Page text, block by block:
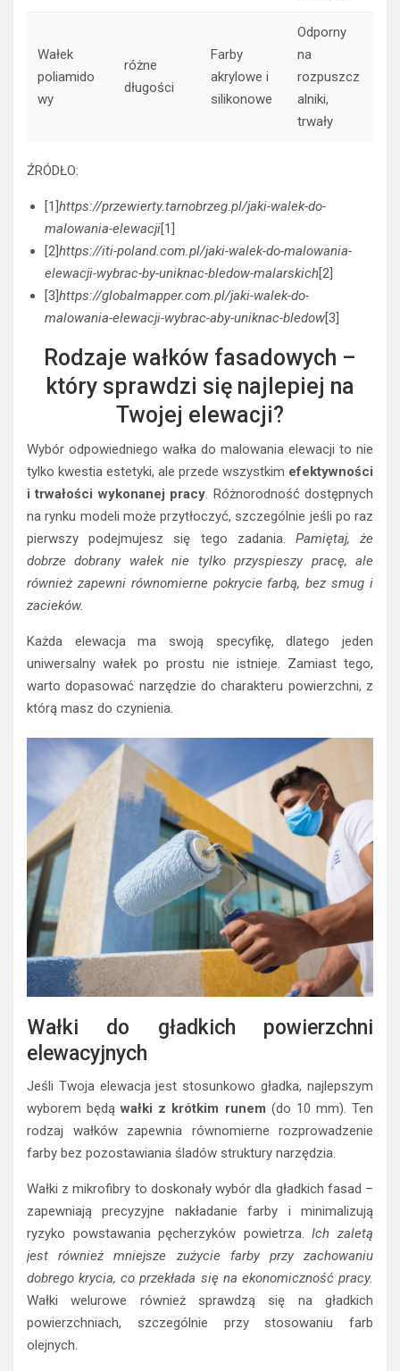
Wałek
poliamido
wy
różne
długości
Farby
akrylowe i
silikonowe
Odporny
na
rozpuszcz
alniki,
trwały
ŹRÓDŁO:
[1]https://przewierty.tarnobrzeg.pl/jaki-walek-do-
malowania-elewacji[1]
[2]https://iti-poland.com.pl/jaki-walek-do-malowania-
elewacji-wybrac-by-uniknac-bledow-malarskich[2]
[3]https://globalmapper.com.pl/jaki-walek-do-
malowania-elewacji-wybrac-aby-uniknac-bledow[3]
Rodzaje wałków fasadowych –
który sprawdzi się najlepiej na
Twojej elewacji?
Wybór odpowiedniego wałka do malowania elewacji to nie
tylko kwestia estetyki, ale przede wszystkim efektywności
i trwałości wykonanej pracy . Różnorodność dostępnych
na rynku modeli może przytłoczyć, szczególnie jeśli po raz
pierwszy podejmujesz się tego zadania. Pamiętaj, że
dobrze dobrany wałek nie tylko przyspieszy pracę, ale
również zapewni równomierne pokrycie farbą, bez smug i
zacieków.
Każda elewacja ma swoją specyfikę, dlatego jeden
uniwersalny wałek po prostu nie istnieje. Zamiast tego,
warto dopasować narzędzie do charakteru powierzchni, z
którą masz do czynienia.
Wałki do gładkich powierzchni
elewacyjnych
Jeśli Twoja elewacja jest stosunkowo gładka, najlepszym
wyborem będąwałki z krótkim runem (do 10 mm). Ten
rodzaj wałków zapewnia równomierne rozprowadzenie
farby bez pozostawiania śladów struktury narzędzia.
Wałki z mikrofibry to doskonały wybór dla gładkich fasad –
zapewniają precyzyjne nakładanie farby i minimalizują
ryzyko powstawania pęcherzyków powietrza.Ich zaletą
jest również mniejsze zużycie farby przy zachowaniu
dobrego krycia, co przekłada się na ekonomiczność pracy.
Wałki welurowe również sprawdzą się na gładkich
powierzchniach, szczególnie przy stosowaniu farb
olejnych.